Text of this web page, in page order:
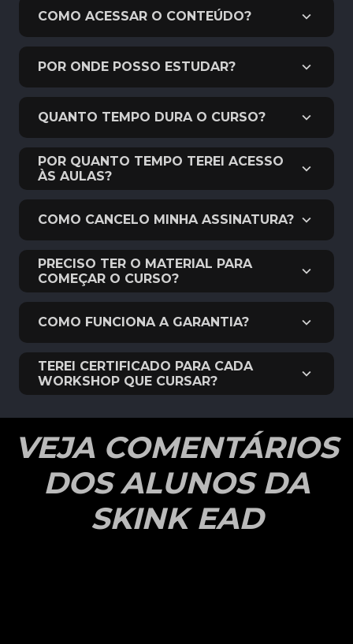
COMO ACESSAR O CONTEÚDO?
POR ONDE POSSO ESTUDAR?
QUANTO TEMPO DURA O CURSO?
POR QUANTO TEMPO TEREI ACESSO
ÀS AULAS?
COMO CANCELO MINHA ASSINATURA?
PRECISO TER O MATERIAL PARA
COMEÇAR O CURSO?
COMO FUNCIONA A GARANTIA?
TEREI CERTIFICADO PARA CADA
WORKSHOP QUE CURSAR?
VEJA COMENTÁRIOS
DOS ALUNOS DA
SKINK EAD